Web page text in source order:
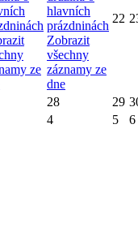
ze
hlavních
prázdninách
Zobrazit
všechny
záznamy ze
dne
22
28 29
4 5 6